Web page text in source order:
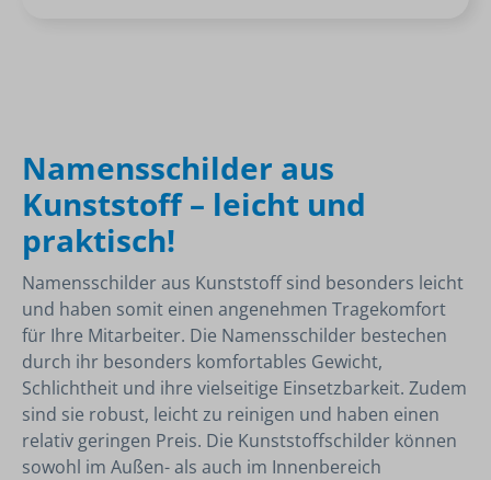
Namensschilder aus
Kunststoff – leicht und
praktisch!
Namensschilder aus Kunststoff sind besonders leicht
und haben somit einen angenehmen Tragekomfort
für Ihre Mitarbeiter. Die Namensschilder bestechen
durch ihr besonders komfortables Gewicht,
Schlichtheit und ihre vielseitige Einsetzbarkeit. Zudem
sind sie robust, leicht zu reinigen und haben einen
relativ geringen Preis. Die Kunststoffschilder können
sowohl im Außen- als auch im Innenbereich